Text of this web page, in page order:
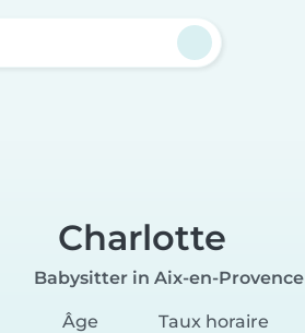
Charlotte
Babysitter in Aix-en-Provence
Âge
Taux horaire